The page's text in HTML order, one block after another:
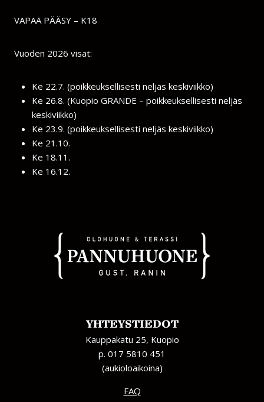
VAPAA PÄÄSY – K18
Vuoden 2026 visat:
Ke 22.7. (poikkeuksellisesti neljäs keskiviikko)
Ke 26.8. (Kuopio GRANDE – poikkeuksellisesti neljäs
keskiviikko)
Ke 23.9. (poikkeuksellisesti neljäs keskiviikko)
Ke 21.10.
Ke 18.11.
Ke 16.12.
YHTEYSTIEDOT
Kauppakatu 25, Kuopio
p. 017 5810 451
(aukioloaikoina)
FAQ